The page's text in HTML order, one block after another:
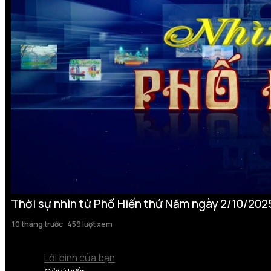
Thời sự nhìn từ Phố Hiến thứ Năm ngày 2/10/
10 tháng trước 459 lượt xem
Lời bình của bạn